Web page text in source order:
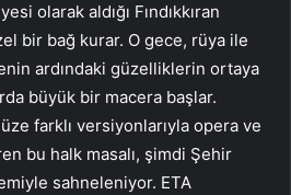
olarak aldığı Fındıkkıran
bir bağ kurar. O gece, rüya ile
ardındaki güzelliklerin ortaya
büyük bir macera başlar.
farklı versiyonlarıyla opera ve
bu halk masalı, şimdi Şehir
sahneleniyor. ETA